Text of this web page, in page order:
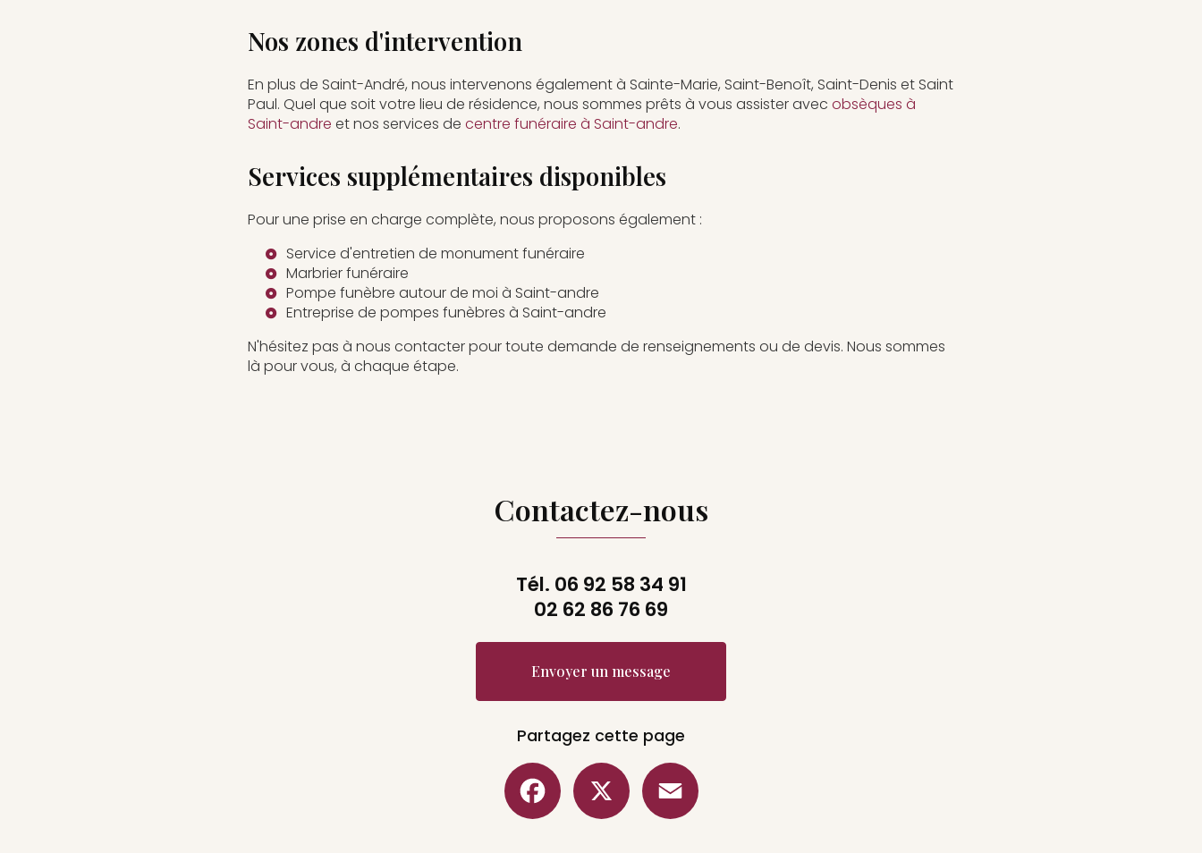
Nos zones d'intervention
En plus de Saint-André, nous intervenons également à Sainte-Marie, Saint-Benoît, Saint-Denis et Saint
Paul. Quel que soit votre lieu de résidence, nous sommes prêts à vous assister avec obsèques à
Saint-andre et nos services de centre funéraire à Saint-andre.
Services supplémentaires disponibles
Pour une prise en charge complète, nous proposons également :
Service d'entretien de monument funéraire
Marbrier funéraire
Pompe funèbre autour de moi à Saint-andre
Entreprise de pompes funèbres à Saint-andre
N'hésitez pas à nous contacter pour toute demande de renseignements ou de devis. Nous sommes
là pour vous, à chaque étape.
Contactez-nous
Tél. 06 92 58 34 91
02 62 86 76 69
Envoyer un message
Partagez cette page
Facebook